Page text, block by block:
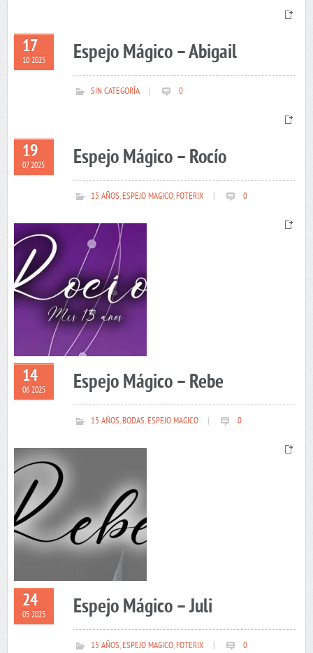
17
10 2025 Espejo Mágico – Abigail
SIN CATEGORÍA 0
19
07 2025 Espejo Mágico – Rocío
15 AÑOS,ESPEJO MAGICO,FOTERIX 0
14
06 2025 Espejo Mágico – Rebe
15 AÑOS,BODAS,ESPEJO MAGICO 0
24
05 2025 Espejo Mágico – Juli
15 AÑOS,ESPEJO MAGICO,FOTERIX 0